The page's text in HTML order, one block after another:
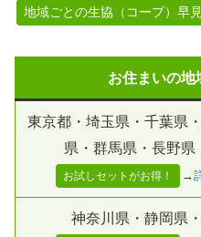
地域ごとの生協（コープ）早
お住まいの地
東京都・埼玉県・千葉県
県・群馬県・長野県
お試しセットがお得！ →
神奈川県・静岡県